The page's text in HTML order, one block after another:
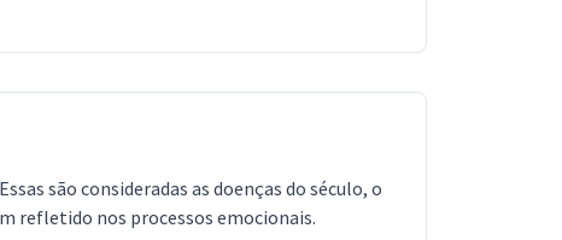
são consideradas as doenças do século, o
refletido nos processos emocionais.